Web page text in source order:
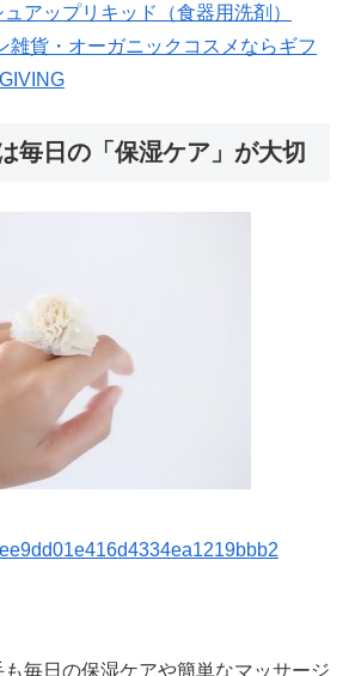
アップリキッド（食器用洗剤）
雑貨・オーガニックコスメならギフ
毎日の「保湿ケア」が大切
毎日の保湿ケアや簡単なマッサージ